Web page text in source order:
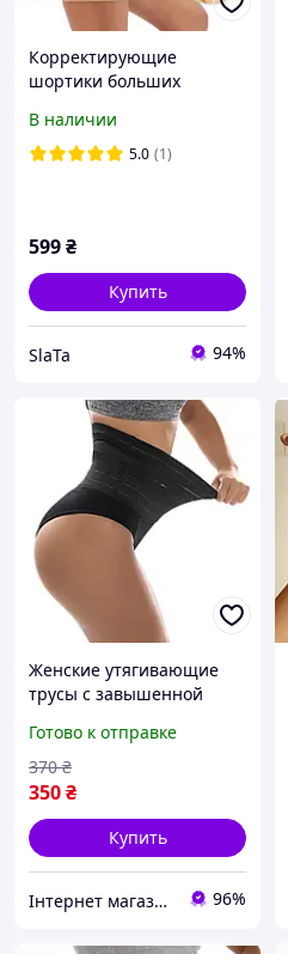
Корректирующие
шортики больших
талией и ребрами
жесткости
В наличии
5.0 (1)
599₴
Купить
SlaTa 94%
Женские утягивающие
трусы с завышенной
корректирующее белье,
Черные, S
Готово к отправке
350₴
370 ₴
Купить
Інтернет магазин "Monik" - товари для всієї родини 96%